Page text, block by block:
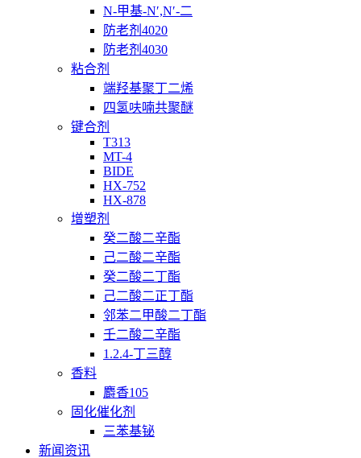
N-甲基-N′,N′-二
防老剂4020
防老剂4030
粘合剂
端羟基聚丁二烯
四氢呋喃共聚醚
键合剂
T313
MT-4
BIDE
HX-752
HX-878
增塑剂
癸二酸二辛酯
己二酸二辛酯
癸二酸二丁酯
己二酸二正丁酯
邻苯二甲酸二丁酯
壬二酸二辛酯
1.2.4-丁三醇
香料
麝香105
固化催化剂
三苯基铋
新闻资讯